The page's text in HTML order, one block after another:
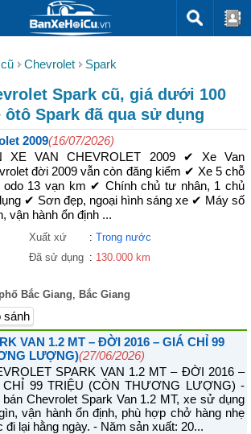
Chevrolet Spark
Spark cũ, giá dưới 100
ôtô Spark đã qua sử dụng
2009(16/07/2026)
XE VAN CHEVROLET 2009 ✔ Xe Van
đời 2009 vẫn còn đăng kiểm ✔ Xe 5 chỗ
odo 13 vạn km ✔ Chính chủ tư nhân, 1 chủ
✔ Sơn đẹp, ngoại hình sáng xe ✔ Máy số
vận hành ổn định ...
Xuất xứ : Trong nước
Đã sử dụng : 130.000 km
Bắc Giang, Bắc Giang
sánh
VAN 1.2 MT – ĐỜI 2016 – GIÁ CHỈ 99
LƯỢNG)(27/06/2026)
SPARK VAN 1.2 MT – ĐỜI 2016 –
CHỈ 99 TRIỆU (CÒN THƯƠNG LƯỢNG) -
bán Chevrolet Spark Van 1.2 MT, xe sử dụng
vận hành ổn định, phù hợp chở hàng nhẹ
đi lại hằng ngày. - Năm sản xuất: 20...